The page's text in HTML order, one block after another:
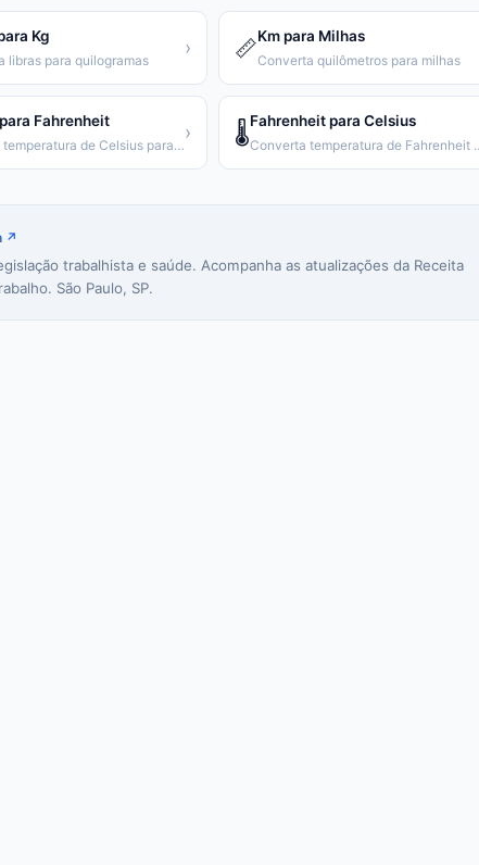
Kg
libras para quilogramas
› 📏Km para Milhas
Converta quilômetros para milhas
Fahrenheit
Converta temperatura de Celsius para Fahrenheit
› 🌡️Fahrenheit para Celsius
Converta
↗
trabalhista e saúde. Acompanha as atualizações da Receita
São Paulo, SP.